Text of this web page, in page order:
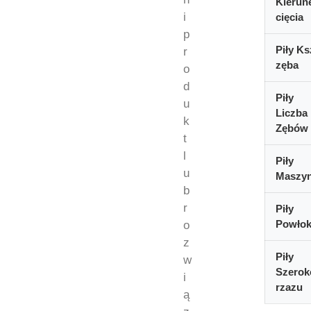
i
p
r
o
d
u
k
t
l
u
b
r
o
z
w
i
ą
cięcia
Piły
zęba
Piły
Liczba
Zębów
Piły
Piły
Piły
rzazu